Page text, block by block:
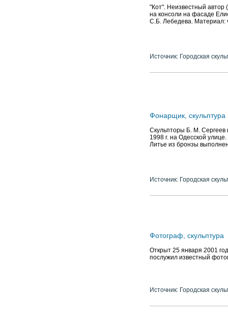
"Кот". Неизвестный автор
на консоли на фасаде
С.Б. Лебедева. Материал:
Источник: Городская
Фонарщик, скульптура
Скульпторы Б. М. Сергеев
1998 г. на Одесской
Литье из бронзы
Источник: Городская
Фотограф, скульптура
Открыт 25 января 2001
послужил известный
Источник: Городская